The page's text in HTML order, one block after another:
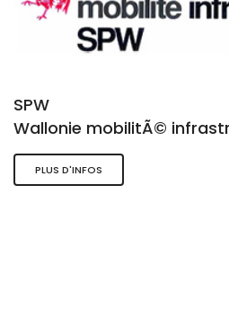
SPW
Wallonie mobilitÃ©
PLUS D'INFOS